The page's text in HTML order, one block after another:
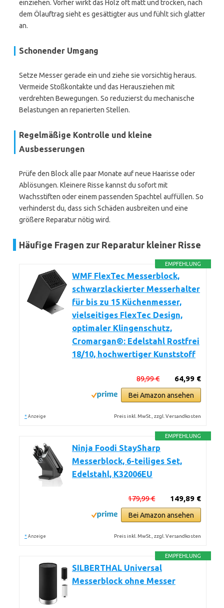
einziehen. Vorher wirkt das Holz oft matt und trocken, nach
dem Ölauftrag sieht es gesättigter aus und fühlt sich glatter
an.
Schonender Umgang
Setze Messer gerade ein und ziehe sie vorsichtig heraus.
Vermeide Stoßkontakte und das Herausziehen mit
verdrehten Bewegungen. So reduzierst du mechanische
Belastungen an reparierten Stellen.
Regelmäßige Kontrolle und kleine
Ausbesserungen
Prüfe den Block alle paar Monate auf neue Haarisse oder
Ablösungen. Kleinere Risse kannst du sofort mit
Wachsstiften oder einem passenden Spachtel auffüllen. So
verhinderst du, dass sich Schäden ausbreiten und eine
größere Reparatur nötig wird.
Häufige Fragen zur Reparatur kleiner Risse
EMPFEHLUNG
WMF FlexTec Messerblock,
schwarzlackierter Messerhalter
für bis zu 15 Küchenmesser,
vielseitiges FlexTec Design,
optimaler Klingenschutz,
Cromargan®: Edelstahl Rostfrei
18/10, hochwertiger Kunststoff
64,99 €
89,99 €
Bei Amazon ansehen
* Anzeige Preis inkl. MwSt., zzgl. Versandkosten
EMPFEHLUNG
Ninja Foodi StaySharp
Messerblock, 6-teiliges Set,
Edelstahl, K32006EU
149,89 €
179,99 €
Bei Amazon ansehen
* Anzeige Preis inkl. MwSt., zzgl. Versandkosten
EMPFEHLUNG
SILBERTHAL Universal
Messerblock ohne Messer